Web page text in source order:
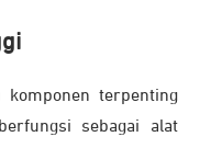
terpenting
sebagai alat